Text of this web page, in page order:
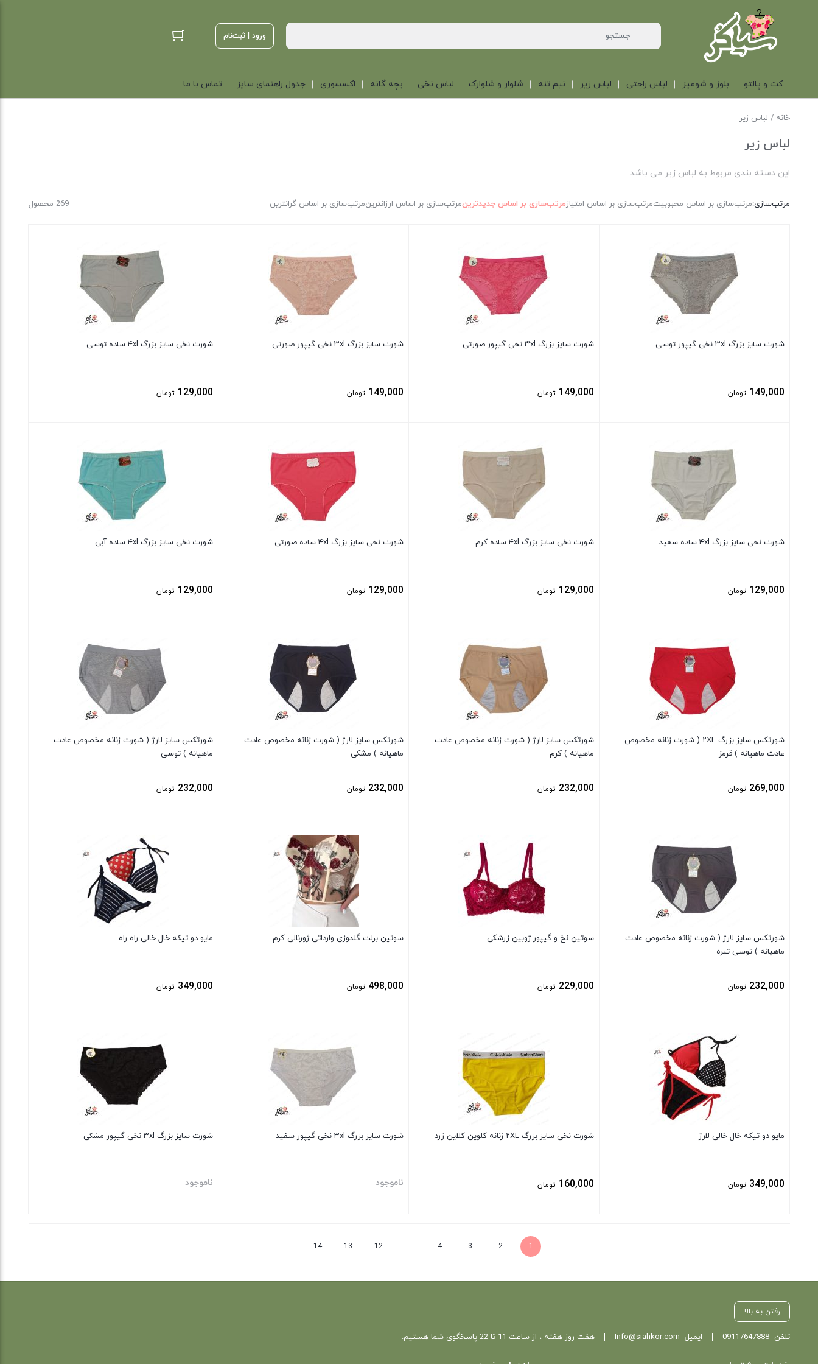
ورود | ثبت‌نام
کت و پالتو بلوز و شومیز لباس راحتی لباس زیر نیم تنه شلوار و شلوارک لباس نخی بچه گانه اکسسوری جدول راهنمای سایز تماس با ما
خانه / لباس زیر
لباس زیر
این دسته بندی مربوط به لباس زیر می باشد.
269 محصول مرتب‌سازی:مرتب‌سازی بر اساس محبوبیتمرتب‌سازی بر اساس امتیازمرتب‌سازی بر اساس جدیدترینمرتب‌سازی بر اساس ارزانترینمرتب‌سازی بر اساس گرانترین
شورت سایز بزرگ ۳xl نخی گیپور توسی
149,000 تومان
شورت سایز بزرگ ۳xl نخی گیپور صورتی
149,000 تومان
شورت سایز بزرگ ۳xl نخی گیپور صورتی
149,000 تومان
شورت نخی سایز بزرگ ۴xl ساده توسی
129,000 تومان
شورت نخی سایز بزرگ ۴xl ساده سفید
129,000 تومان
شورت نخی سایز بزرگ ۴xl ساده کرم
129,000 تومان
شورت نخی سایز بزرگ ۴xl ساده صورتی
129,000 تومان
شورت نخی سایز بزرگ ۴xl ساده آبی
129,000 تومان
شورتکس سایز بزرگ ۲XL ( شورت زنانه مخصوص
عادت ماهیانه ) قرمز
269,000 تومان
شورتکس سایز لارژ ( شورت زنانه مخصوص عادت
ماهیانه ) کرم
232,000 تومان
شورتکس سایز لارژ ( شورت زنانه مخصوص عادت
ماهیانه ) مشکی
232,000 تومان
شورتکس سایز لارژ ( شورت زنانه مخصوص عادت
ماهیانه ) توسی
232,000 تومان
شورتکس سایز لارژ ( شورت زنانه مخصوص عادت
ماهیانه ) توسی تیره
232,000 تومان
سوتین نخ و گیپور ژوبین زرشکی
229,000 تومان
سوتین برلت گلدوزی وارداتی ژورنالی کرم
498,000 تومان
مایو دو تیکه خال خالی راه راه
349,000 تومان
مایو دو تیکه خال خالی لارژ
349,000 تومان
شورت نخی سایز بزرگ ۲XL زنانه کلوین کلاین زرد
160,000 تومان
شورت سایز بزرگ ۳xl نخی گیپور سفید
ناموجود
شورت سایز بزرگ ۳xl نخی گیپور مشکی
ناموجود
1
2
3
4
…
12
13
14
رفتن به بالا
تلفن09117647888 ایمیل Info@siahkor.com هفت روز هفته ، از ساعت 11 تا 22 پاسخگوی شما هستیم.